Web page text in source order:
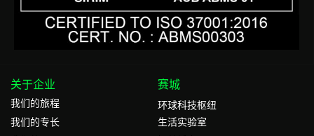
关于企业
我们的旅程
我们的专⻓
赛城
环球科技枢纽
生活实验室